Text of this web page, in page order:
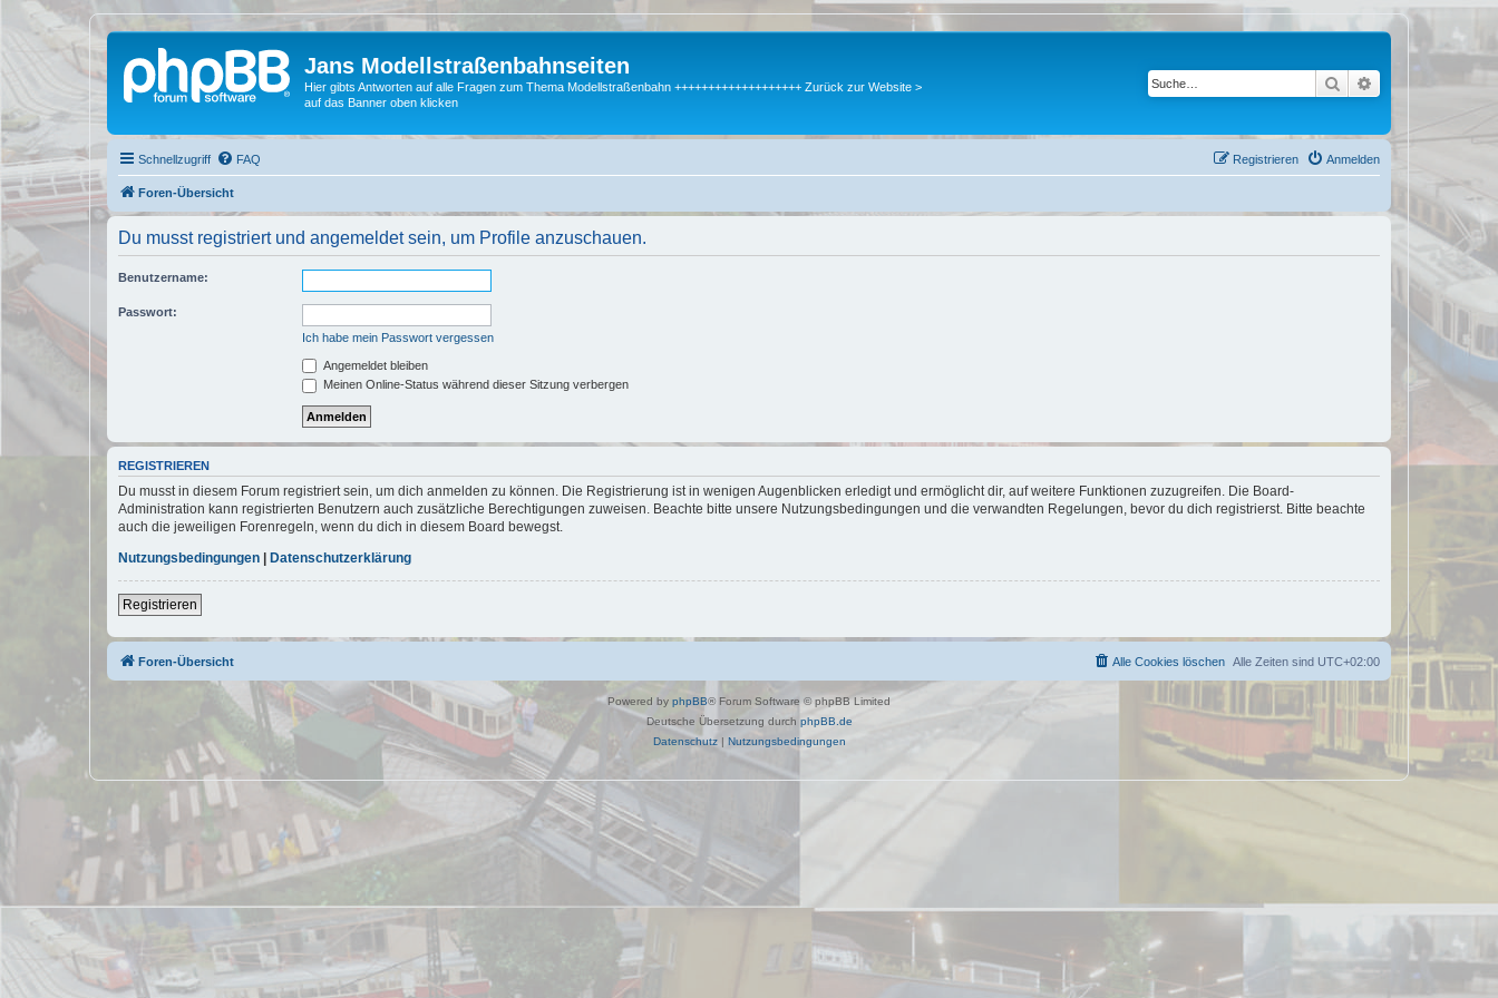
Jans Modellstraßenbahnseiten
Hier gibts Antworten auf alle Fragen zum Thema Modellstraßenbahn +++++++++++++++++++ Zurück zur Website >
auf das Banner oben klicken
Suche Erweiterte Suche
Schnellzugriff FAQ Anmelden
Registrieren
Foren-Übersicht
Du musst registriert und angemeldet sein, um Profile anzuschauen.
Benutzername:
Passwort:
Ich habe mein Passwort vergessen
Angemeldet bleiben
Meinen Online-Status während dieser Sitzung verbergen
REGISTRIEREN
Du musst in diesem Forum registriert sein, um dich anmelden zu können. Die Registrierung ist in wenigen Augenblicken erledigt und ermöglicht dir, auf weitere Funktionen zuzugreifen. Die Board-
Administration kann registrierten Benutzern auch zusätzliche Berechtigungen zuweisen. Beachte bitte unsere Nutzungsbedingungen und die verwandten Regelungen, bevor du dich registrierst. Bitte beachte
auch die jeweiligen Forenregeln, wenn du dich in diesem Board bewegst.
Nutzungsbedingungen
Datenschutzerklärung
Registrieren
Foren-Übersicht Alle Zeiten sind UTC+02:00
Alle Cookies löschen
Powered by phpBB® Forum Software © phpBB Limited
Deutsche Übersetzung durch phpBB.de
Datenschutz| Nutzungsbedingungen